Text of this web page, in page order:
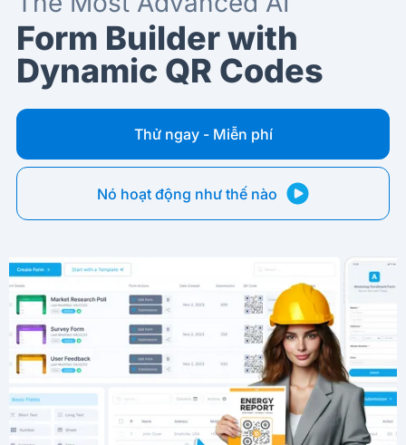
Form Builder with
Dynamic QR Codes
Thử ngay - Miễn phí
Nó hoạt động như thế nào